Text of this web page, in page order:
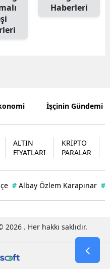
Konya
Muğla
Nevşehir
Niğde
Ordu
Rize
Sakarya
Haberleri
İşçinin Gündemi
ALTIN
FİYATLARI
KRİPTO
PARALAR
# Albay Özlem Karapınar #
. Her hakkı saklıdır.